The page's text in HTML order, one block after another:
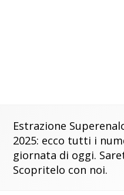
Estrazione
2025: ecco tutti i
giornata di oggi.
Scopritelo con noi.